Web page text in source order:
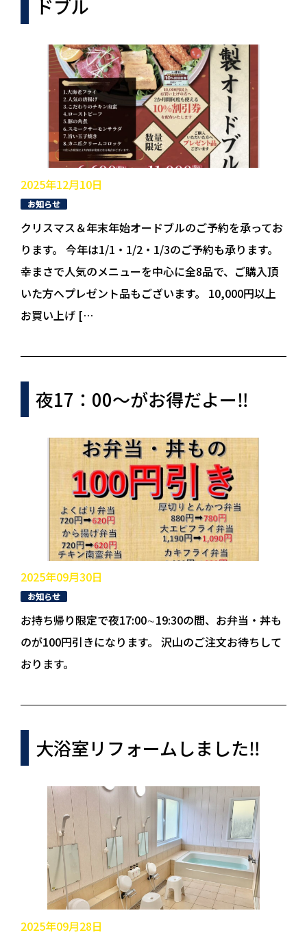
ドブル
2025年12月10日
お知らせ
クリスマス＆年末年始オードブルのご予約を承ってお
ります。 今年は1/1・1/2・1/3のご予約も承ります。
幸まさで人気のメニューを中心に全8品で、ご購入頂
いた方へプレゼント品もございます。 10,000円以上
お買い上げ […
夜17：00～がお得だよー‼
2025年09月30日
お知らせ
お持ち帰り限定で夜17:00∼19:30の間、お弁当・丼も
のが100円引きになります。 沢山のご注文お待ちして
おります。
大浴室リフォームしました‼
2025年09月28日